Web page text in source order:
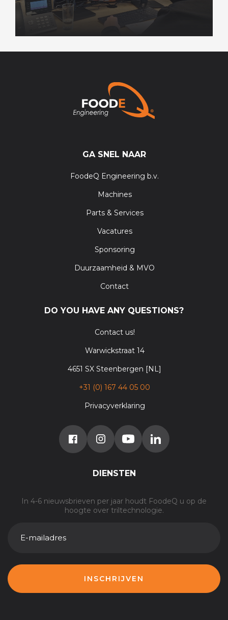
GA SNEL NAAR
FoodeQ Engineering b.v.
Machines
Parts & Services
Vacatures
Sponsoring
Duurzaamheid & MVO
Contact
DO YOU HAVE ANY QUESTIONS?
Contact us!
Warwickstraat 14
4651 SX Steenbergen [NL]
+31 (0) 167 44 05 00
Privacyverklaring
DIENSTEN
In 4-6 nieuwsbrieven per jaar houdt FoodeQ u op de
hoogte over triltechnologie.